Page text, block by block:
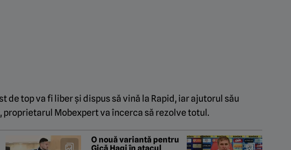
de top va fi liber și dispus să vină la Rapid, iar ajutorul său
proprietarul Mobexpert va încerca să rezolve totul.
O nouă variantă pentru